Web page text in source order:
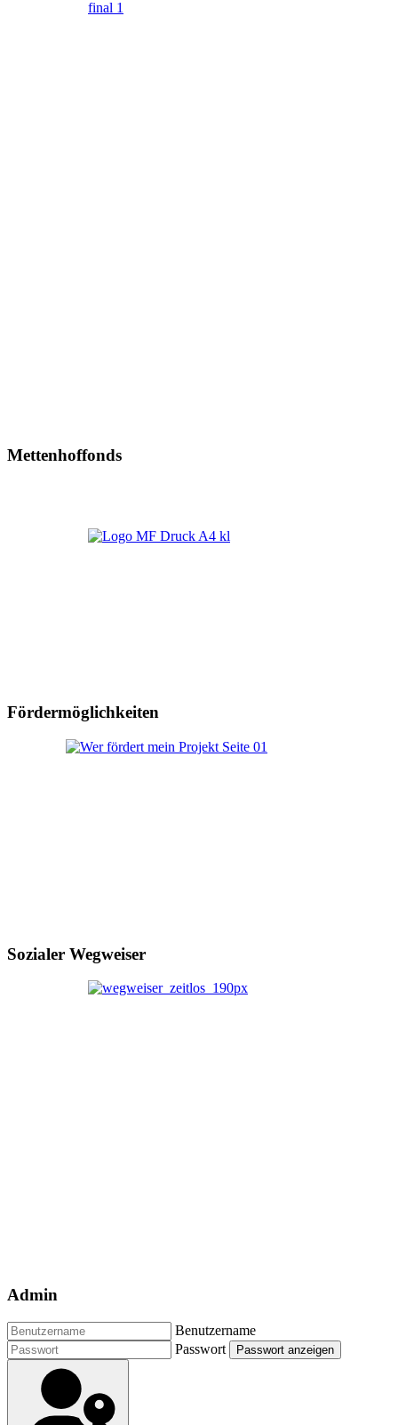
Mettenhoffonds
Fördermöglichkeiten
Sozialer Wegweiser
Admin
Benutzername
Passwort
Passwort anzeigen